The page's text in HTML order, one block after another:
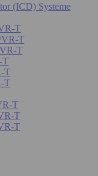
(ICD) Systeme
T
VR-T
T
T
T
T
T
T
T